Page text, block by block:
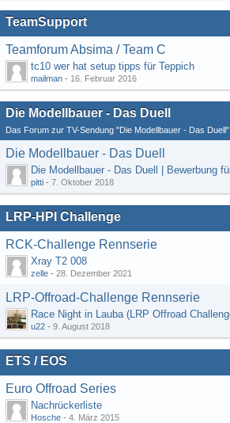
TeamSupport
Teamforum Absima / Team C
tc10 wer hat setup tipps für Teppich
mailman - 16. Februar 2016
Die Modellbauer - Das Duell
Das Forum zur TV-Sendung "Die Modellbauer - Das Duell"
Die Modellbauer - Das Duell
pitti - 7. Oktober 2018
LRP-HPI Challenge
RCK-Challenge Rennserie
Xray T2 008
zelle - 28. Dezember 2021
LRP-Offroad-Challenge Rennserie
u22 - 9. August 2018
ETS / EOS
Euro Offroad Series
Nachrückerliste
Hosche - 4. März 2015